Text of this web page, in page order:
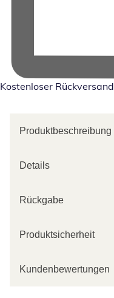
Kostenloser Rückversand
Produktbeschreibung
Details
Rückgabe
Produktsicherheit
Kundenbewertungen